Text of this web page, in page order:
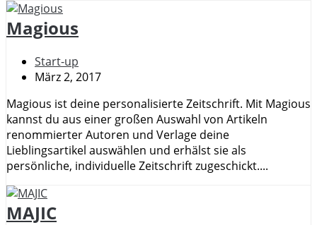
Magious
Start-up
März 2, 2017
Magious ist deine personalisierte Zeitschrift. Mit Magious
kannst du aus einer großen Auswahl von Artikeln
renommierter Autoren und Verlage deine
Lieblingsartikel auswählen und erhälst sie als
persönliche, individuelle Zeitschrift zugeschickt....
MAJIC